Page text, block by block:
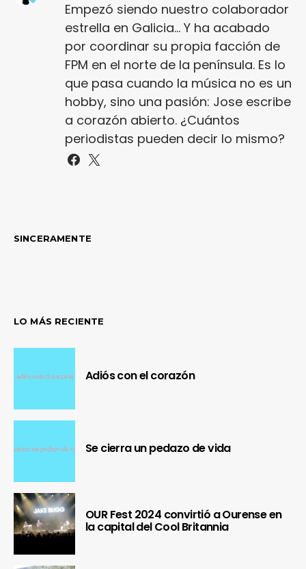
Empezó siendo nuestro colaborador
estrella en Galicia... Y ha acabado
por coordinar su propia facción de
FPM en el norte de la península. Es lo
que pasa cuando la música no es un
hobby, sino una pasión: Jose escribe
a corazón abierto. ¿Cuántos
periodistas pueden decir lo mismo?
SINCERAMENTE
LO MÁS RECIENTE
Adiós con el corazón
Se cierra un pedazo de vida
OUR Fest 2024 convirtió a Ourense en
la capital del Cool Britannia